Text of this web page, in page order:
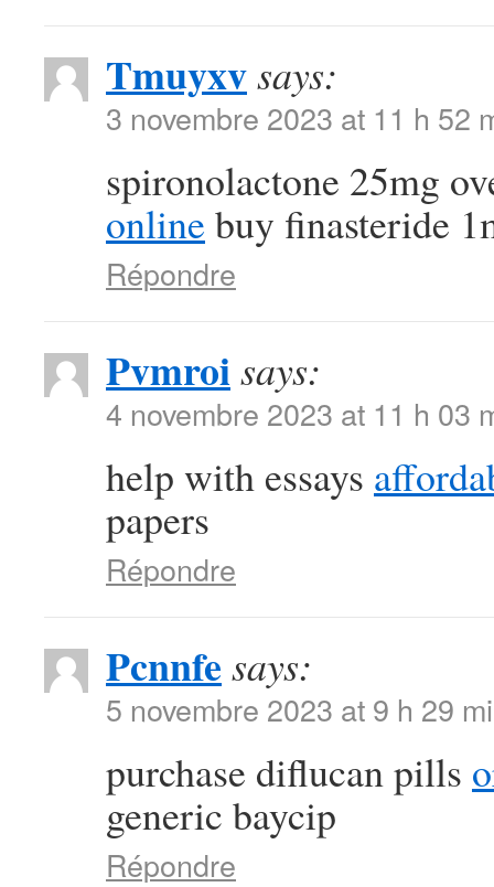
Tmuyxvsays:
3 novembre 2023 at 11 h 52
spironolactone 25mg
online buy finasteride
Répondre
Pvmroisays:
4 novembre 2023 at 11 h 03
help with essays
papers
Répondre
Pcnnfe says:
5 novembre 2023 at 9 h 29
purchase diflucan pills
generic baycip
Répondre